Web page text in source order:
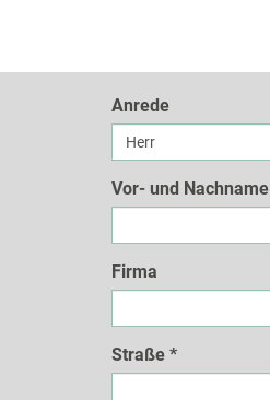
Anrede
Vor- und Nachname
Firma
Straße *